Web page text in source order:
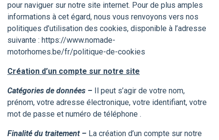
pour naviguer sur notre site internet. Pour de plus amples
informations à cet égard, nous vous renvoyons vers nos
politiques d’utilisation des cookies, disponible à l’adresse
suivante : https://www.nomade-
motorhomes.be/fr/politique-de-cookies
Création d’un compte sur notre site
Catégories de données – Il peut s’agir de votre nom,
prénom, votre adresse électronique, votre identifiant, votre
mot de passe et numéro de téléphone .
Finalité du traitement – La création d’un compte sur notre